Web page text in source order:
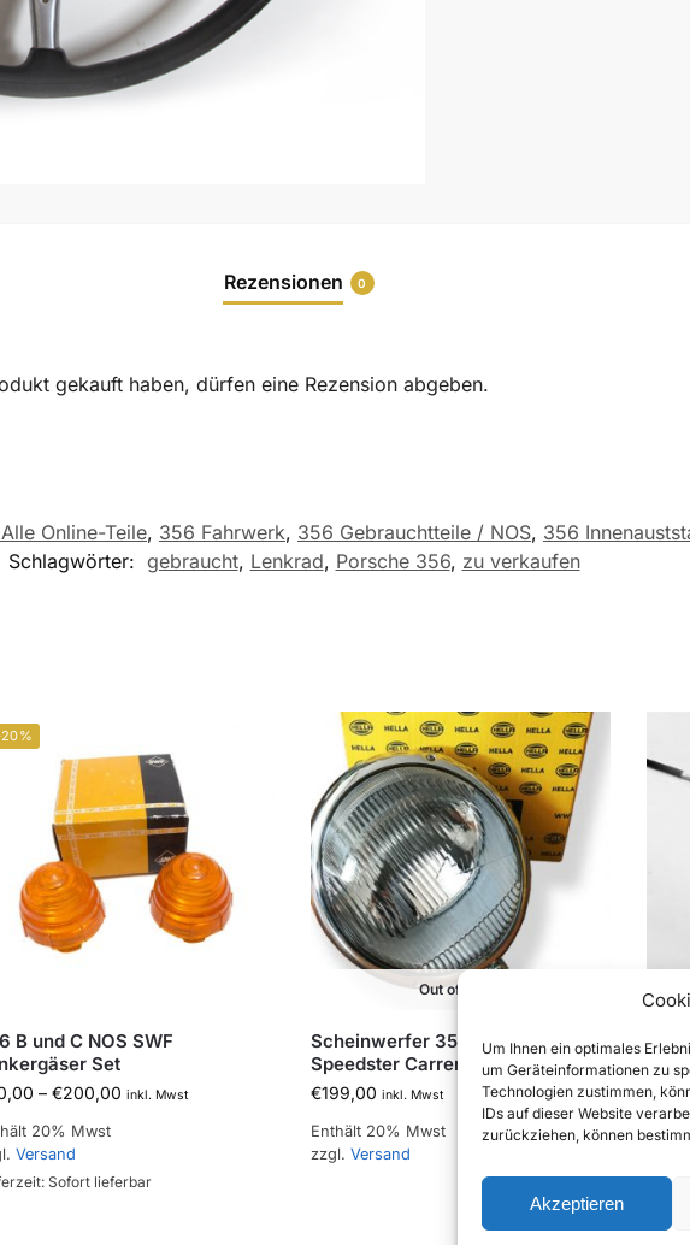
Um Ihnen ein optimales
um Geräteinformationen zu
Technologien zustimmen,
IDs auf dieser Website
zurückziehen, können
Akzeptieren
Rezensionen 0
gekauft haben, dürfen eine Rezension abgeben.
Online-Teile, 356 Fahrwerk, 356 Gebrauchtteile / NOS, 356
Schlagwörter: gebraucht, Lenkrad, Porsche 356, zu verkaufen
B und C NOS SWF
Set
– €200,00 inkl. Mwst
20% Mwst
Versand
Sofort lieferbar
Out of stock
Scheinwerfer 356 A B C
Speedster Carrera GS GT
€199,00 inkl. Mwst
Enthält 20% Mwst
zzgl.Versand
und
€